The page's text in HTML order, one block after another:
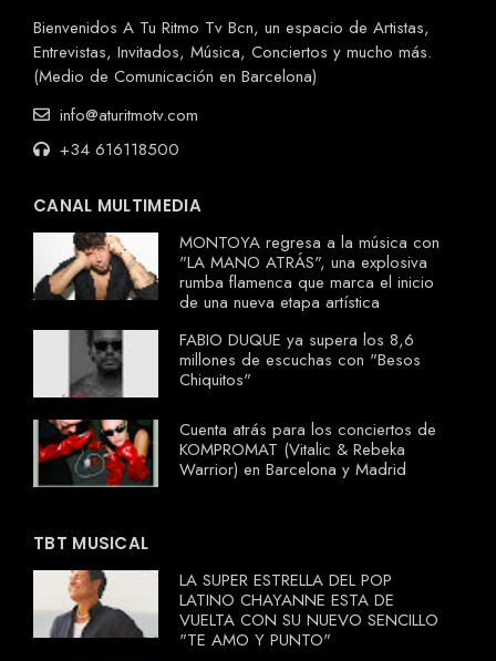
Bienvenidos A Tu Ritmo Tv Bcn, un espacio de Artistas,
Entrevistas, Invitados, Música, Conciertos y mucho más.
(Medio de Comunicación en Barcelona)
info@aturitmotv.com
+34 616118500
CANAL MULTIMEDIA
MONTOYA regresa a la música con
"LA MANO ATRÁS", una explosiva
rumba flamenca que marca el inicio
de una nueva etapa artística
FABIO DUQUE ya supera los 8,6
millones de escuchas con "Besos
Chiquitos"
Cuenta atrás para los conciertos de
KOMPROMAT (Vitalic & Rebeka
Warrior) en Barcelona y Madrid
TBT MUSICAL
LA SUPER ESTRELLA DEL POP
LATINO CHAYANNE ESTA DE
VUELTA CON SU NUEVO SENCILLO
"TE AMO Y PUNTO"